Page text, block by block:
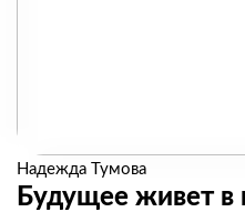
Надежда Тумова
Будущее живет в